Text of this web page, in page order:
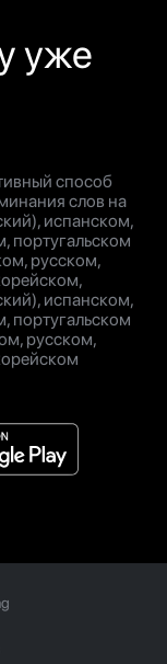
уже
способ
слов на
испанском,
португальском
русском,
испанском,
португальском
русском,